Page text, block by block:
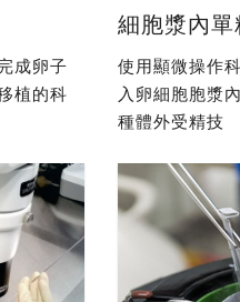
成卵子
植的科
細胞漿內單
使用顯微操作
入卵細胞胞漿
種體外受精技